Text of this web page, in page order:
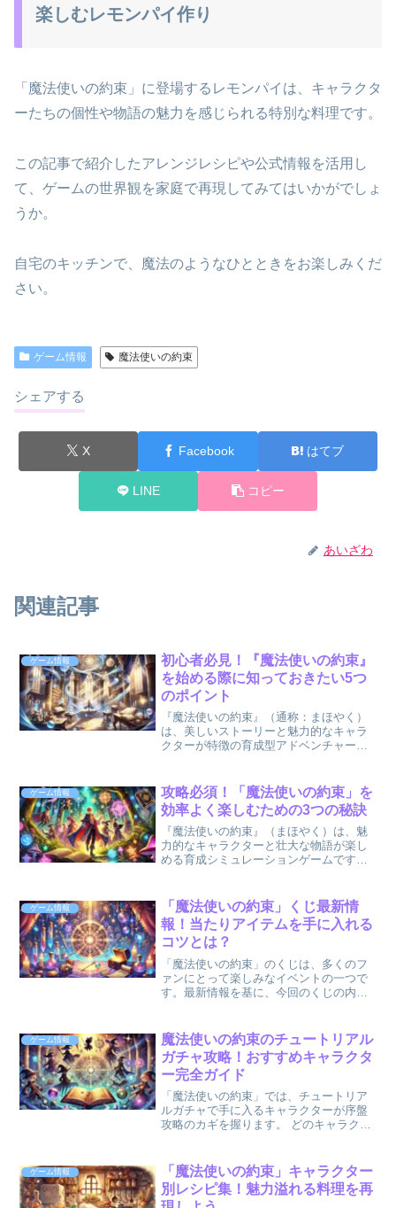
楽しむレモンパイ作り
「魔法使いの約束」に登場するレモンパイは、キャラクタ
ーたちの個性や物語の魅力を感じられる特別な料理です。
この記事で紹介したアレンジレシピや公式情報を活用し
て、ゲームの世界観を家庭で再現してみてはいかがでしょ
うか。
自宅のキッチンで、魔法のようなひとときをお楽しみくだ
さい。
ゲーム情報 魔法使いの約束
シェアする
X Facebook はてブ
LINE コピー
あいざわ
関連記事
ゲーム情報
初心者必見！『魔法使いの約束』
を始める際に知っておきたい5つ
のポイント
『魔法使いの約束』（通称：まほやく）
は、美しいストーリーと魅力的なキャラ
クターが特徴の育成型アドベンチャーゲ
く進めるためのコツを押さえることが重
要です。この記事では、ゲ...
ゲーム情報
攻略必須！「魔法使いの約束」を
効率よく楽しむための3つの秘訣
『魔法使いの約束』（まほやく）は、魅
力的なキャラクターと壮大な物語が楽し
める育成シミュレーションゲームです。
を押さえる必要があります。この記事で
は、初心者から上級者まで...
ゲーム情報
「魔法使いの約束」くじ最新情
報！当たりアイテムを手に入れる
コツとは？
「魔法使いの約束」のくじは、多くのフ
ァンにとって楽しみなイベントの一つで
す。最新情報を基に、今回のくじの内容
を効率よく狙うための具体的なポイント
もご紹介！この記事を読め...
ゲーム情報
魔法使いの約束のチュートリアル
ガチャ攻略！おすすめキャラクタ
ー完全ガイド
「魔法使いの約束」では、チュートリア
ルガチャで手に入るキャラクターが序盤
攻略のカギを握ります。 どのキャラクタ
す。 この記事では、リセマラやガチャで
の選択に役立つおすす...
ゲーム情報
「魔法使いの約束」キャラクター
別レシピ集！魅力溢れる料理を再